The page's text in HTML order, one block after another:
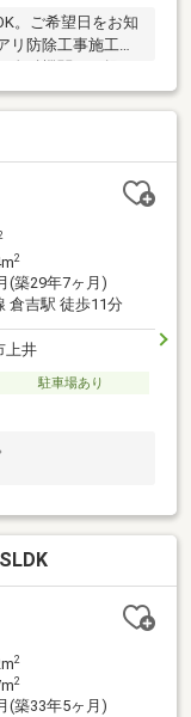
。ご希望日をお知
防除工事施工後5
談ください【周辺
中学校2400ｍ（徒
2
(築29年7ヶ月)
倉吉駅 徒歩11分
上井
駐車場あり
2
2
(築33年5ヶ月)